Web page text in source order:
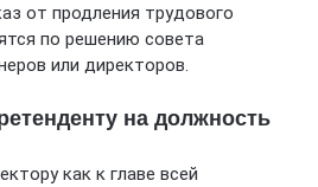
от продления трудового
по решению совета
или директоров.
на должность
как к главе всей